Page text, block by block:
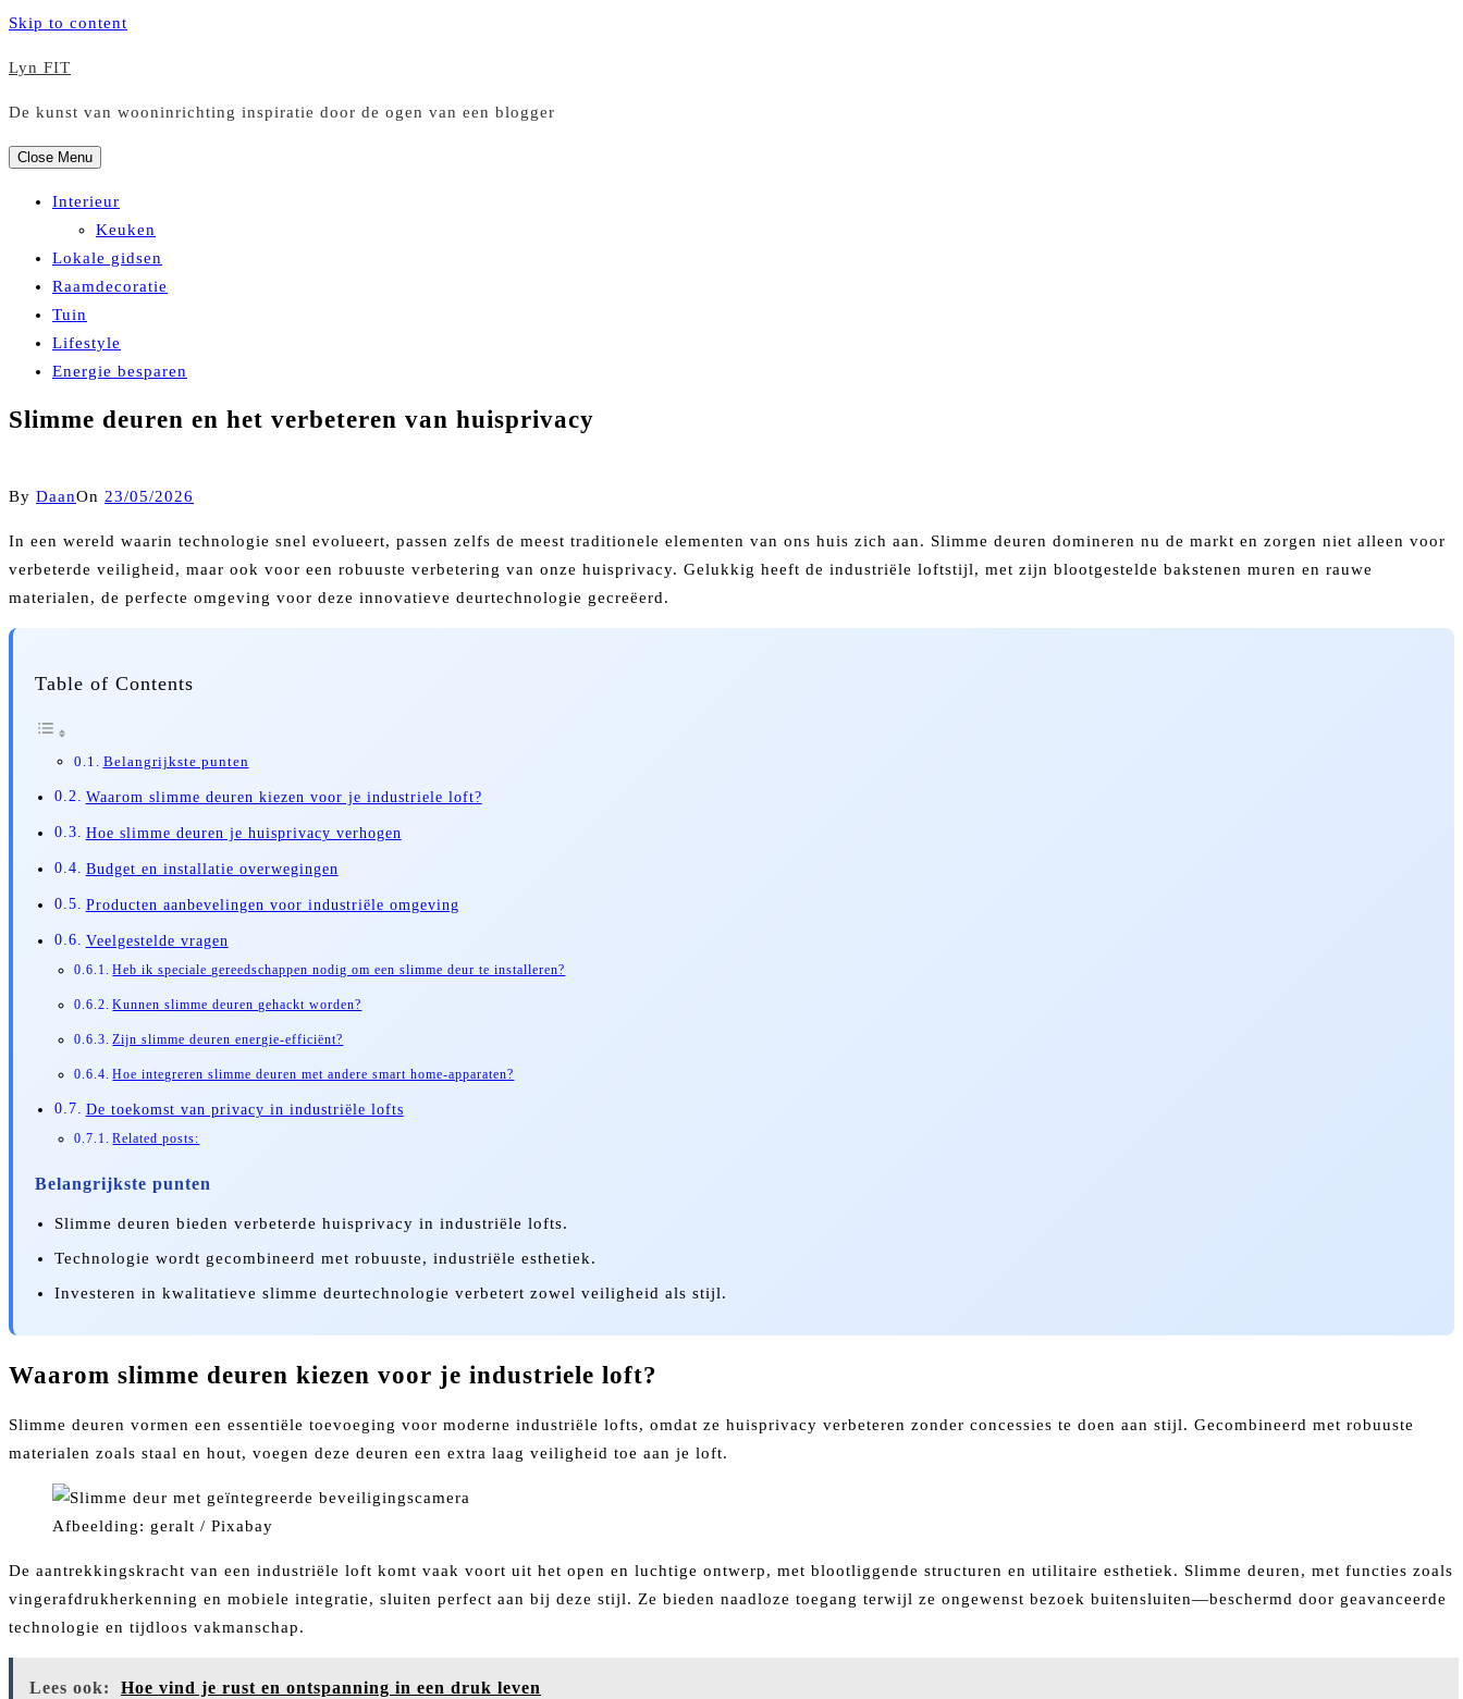
Skip to content
Lyn FIT
De kunst van wooninrichting inspiratie door de ogen van een blogger
Close Menu
Interieur
Keuken
Lokale gidsen
Raamdecoratie
Tuin
Lifestyle
Energie besparen
Slimme deuren en het verbeteren van huisprivacy
By DaanOn 23/05/2026
In een wereld waarin technologie snel evolueert, passen zelfs de meest traditionele elementen van ons huis zich aan. Slimme deuren domineren nu de markt en zorgen niet alleen voor
verbeterde veiligheid, maar ook voor een robuuste verbetering van onze huisprivacy. Gelukkig heeft de industriële loftstijl, met zijn blootgestelde bakstenen muren en rauwe
materialen, de perfecte omgeving voor deze innovatieve deurtechnologie gecreëerd.
Table of Contents
Belangrijkste punten
Waarom slimme deuren kiezen voor je industriele loft?
Hoe slimme deuren je huisprivacy verhogen
Budget en installatie overwegingen
Producten aanbevelingen voor industriële omgeving
Veelgestelde vragen
Heb ik speciale gereedschappen nodig om een slimme deur te installeren?
Kunnen slimme deuren gehackt worden?
Zijn slimme deuren energie-efficiënt?
Hoe integreren slimme deuren met andere smart home-apparaten?
De toekomst van privacy in industriële lofts
Related posts:
Belangrijkste punten
Slimme deuren bieden verbeterde huisprivacy in industriële lofts.
Technologie wordt gecombineerd met robuuste, industriële esthetiek.
Investeren in kwalitatieve slimme deurtechnologie verbetert zowel veiligheid als stijl.
Waarom slimme deuren kiezen voor je industriele loft?
Slimme deuren vormen een essentiële toevoeging voor moderne industriële lofts, omdat ze huisprivacy verbeteren zonder concessies te doen aan stijl. Gecombineerd met robuuste
materialen zoals staal en hout, voegen deze deuren een extra laag veiligheid toe aan je loft.
Afbeelding: geralt / Pixabay
De aantrekkingskracht van een industriële loft komt vaak voort uit het open en luchtige ontwerp, met blootliggende structuren en utilitaire esthetiek. Slimme deuren, met functies zoals
vingerafdrukherkenning en mobiele integratie, sluiten perfect aan bij deze stijl. Ze bieden naadloze toegang terwijl ze ongewenst bezoek buitensluiten—beschermd door geavanceerde
technologie en tijdloos vakmanschap.
Lees ook: Hoe vind je rust en ontspanning in een druk leven